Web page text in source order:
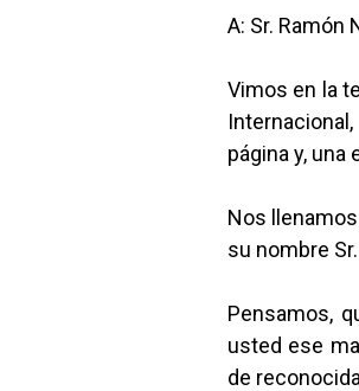
A: Sr. Ramón
Vimos en la
página y, una
Nos
su nombre
Pensamos,
usted ese
de